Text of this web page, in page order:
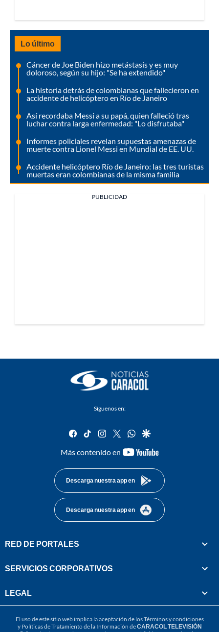
Lo último
Cáncer de Joe Biden hizo metástasis y es muy
doloroso, según su hijo: "Se ha extendido"
La historia detrás de colombianas que fallecieron en
accidente de helicóptero en Río de Janeiro
Así recordaba Messi a su papá, quien falleció tras
luchar contra larga enfermedad: "Lo disfrutaba"
Informes policiales revelan supuestas amenazas de
muerte contra Lionel Messi en Mundial de EE. UU.
Accidente helicóptero Río de Janeiro: las tres turistas
muertas eran colombianas de la misma familia
PUBLICIDAD
Síguenos en:
facebook
tiktok instagram
twitterwhatsapp
google
Más contenido en
youtube-
Descarga nuestra app en
Descarga nuestra app en
RED DE PORTALES
SERVICIOS CORPORATIVOS
LEGAL
El uso de este sitio web implica la aceptación de losTérminos y condiciones
y Políticas de Tratamiento de la Información deCARACOL TELEVISIÓN